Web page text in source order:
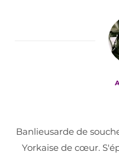
Banlieusarde de
Yorkaise de cœur.